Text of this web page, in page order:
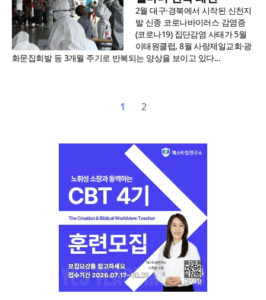
2월 대구·경북에서 시작된 신천지
발 신종 코로나바이러스 감염증
(코로나19) 집단감염 사태가 5월
이태원클럽, 8월 사랑제일교회·광
화문집회발 등 3개월 주기로 반복되는 양상을 보이고 있다...
1 2
“한국 복음의 시작에는 미국보다 먼저 일본이 있었습